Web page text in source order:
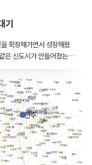
기
확장해가면서 성장해왔
은 신도시가 만들어졌는
나서는 도시와 도시
점차 메워져가고 있는
개발되었는데, 이 재개
지는 사람들의 수요, 다
이었다. 재개발이라는
요새 유행하는 '재생'이라
도시재생은 이루어지기